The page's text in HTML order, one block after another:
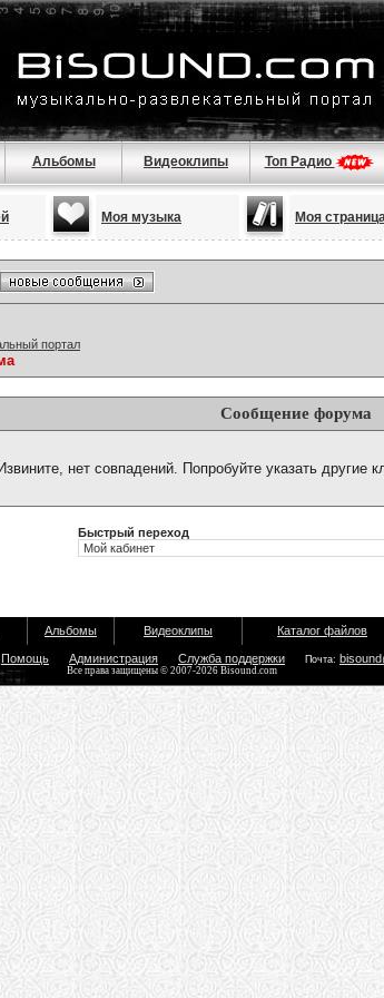
Альбомы Видеоклипы Топ Радио
Моя музыка Моя
портал
Сообщение форума
Извините, нет совпадений. Попробуйте указать другие
Быстрый переход
Альбомы Видеоклипы Каталог файлов
Помощь Администрация Служба поддержки Почта:
Все права защищены © 2007-2026 Bisound.com